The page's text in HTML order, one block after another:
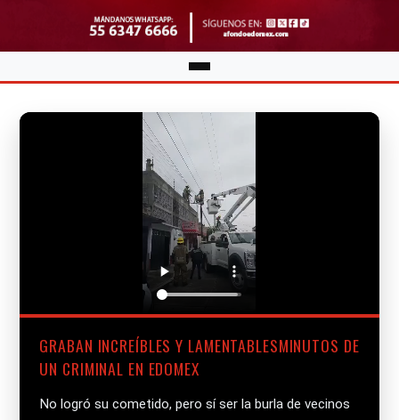
GRABAN INCREÍBLES Y LAMENTABLESMINUTOS DE
UN CRIMINAL EN EDOMEX
No logró su cometido, pero sí ser la burla de vecinos